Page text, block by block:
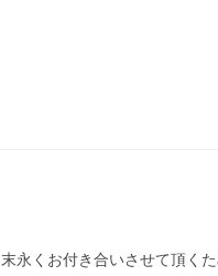
くお付き合いさせて頂く